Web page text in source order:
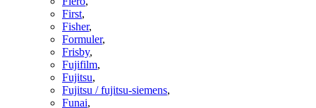
First,
Fisher,
Formuler,
Frisby,
Fujifilm,
Fujitsu,
Fujitsu / fujitsu-siemens,
Funai,